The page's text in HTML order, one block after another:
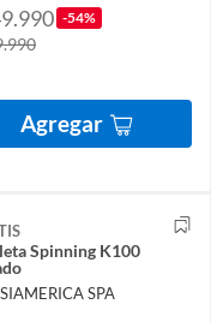
-54%
Agregar
Spinning K100
SPA